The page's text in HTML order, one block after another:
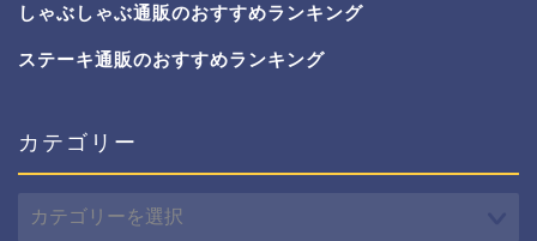
しゃぶしゃぶ通販のおすすめランキング
ステーキ通販のおすすめランキング
カテゴリー
テ